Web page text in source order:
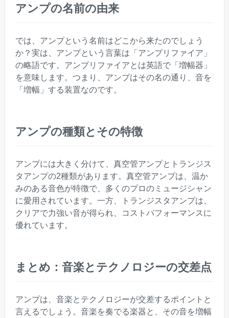
アンプの名前の由来
では、アンプという名前はどこから来たのでしょう
か？実は、アンプという言葉は「アンプリファイア」
の略語です。アンプリファイアとは英語で「増幅器」
を意味します。つまり、アンプはその名の通り、音を
「増幅」する装置なのです。
アンプの種類とその特徴
アンプには大きく分けて、真空管アンプとトランジス
タアンプの2種類があります。真空管アンプは、温か
みのある音色が特徴で、多くのプロのミュージシャン
に愛用されています。一方、トランジスタアンプは、
クリアで力強い音が得られ、コストパフォーマンスに
優れています。
まとめ：音楽とテクノロジーの交差点
アンプは、音楽とテクノロジーが交差するポイントと
言えるでしょう。音楽を奏でる楽器と、その音を増幅